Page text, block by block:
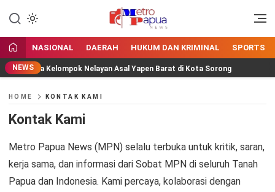
MetroPapua News
Jangan Gentar Bicara Benar
NASIONAL DAERAH HUKUM DAN KRIMINAL SPORTS
NEWS
kepada Kelompok Nelayan Asal Yapen Barat di Kota Sorong
HOME KONTAK KAMI
Kontak Kami
Metro Papua News (MPN) selalu terbuka untuk kritik, saran,
kerja sama, dan informasi dari Sobat MPN di seluruh Tanah
Papua dan Indonesia. Kami percaya, kolaborasi dengan